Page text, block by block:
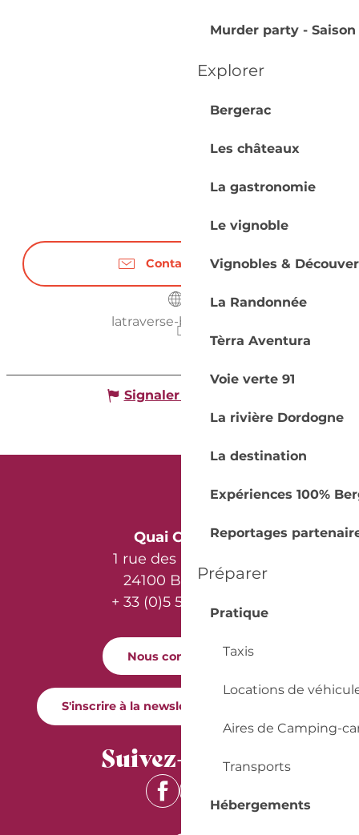
Murder party - Saison
Explorer
Bergerac
Les châteaux
La gastronomie
Le vignoble
Vignobles &
La Randonnée
Tèrra Aventura
Voie verte 91
La rivière Dordogne
La destination
Expériences 100%
Reportages
Préparer
Pratique
Taxis
Locations de
Aires de Camping-
Transports
Hébergements
Contactez-nous
latraverse-bergerac.fr
Signaler une erreur
Quai Cyrano
1 rue des Récollets
24100 Bergerac
+ 33 (0)5 53 57 03 11
Nous contacter
S'inscrire à la newsletter Quai Cyrano
Suivez-nous !